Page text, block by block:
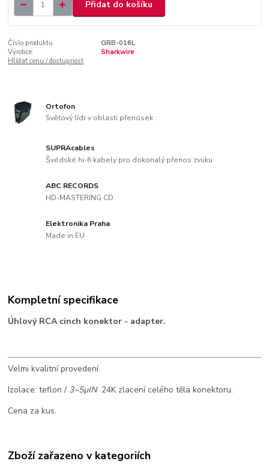
Přidat do košíku
Číslo produktu:
GRB-016L
Výrobce:
Sharkwire
Hlídat cenu / dostupnost
Ortofon
Světový lídr v oblasti přenosek
SUPRAcables
Švédské hi-fi kabely pro dokonalý přenos zvuku
ABC RECORDS
HD-MASTERING CD
Elektronika Praha
Made in EU
Kompletní specifikace
Úhlový RCA cinch konektor - adapter.
Velmi kvalitní provedení.
Izolace: teflon / 3~5µIN 24K zlacení celého těla konektoru.
Cena za kus.
Zboží zařazeno v kategoriích